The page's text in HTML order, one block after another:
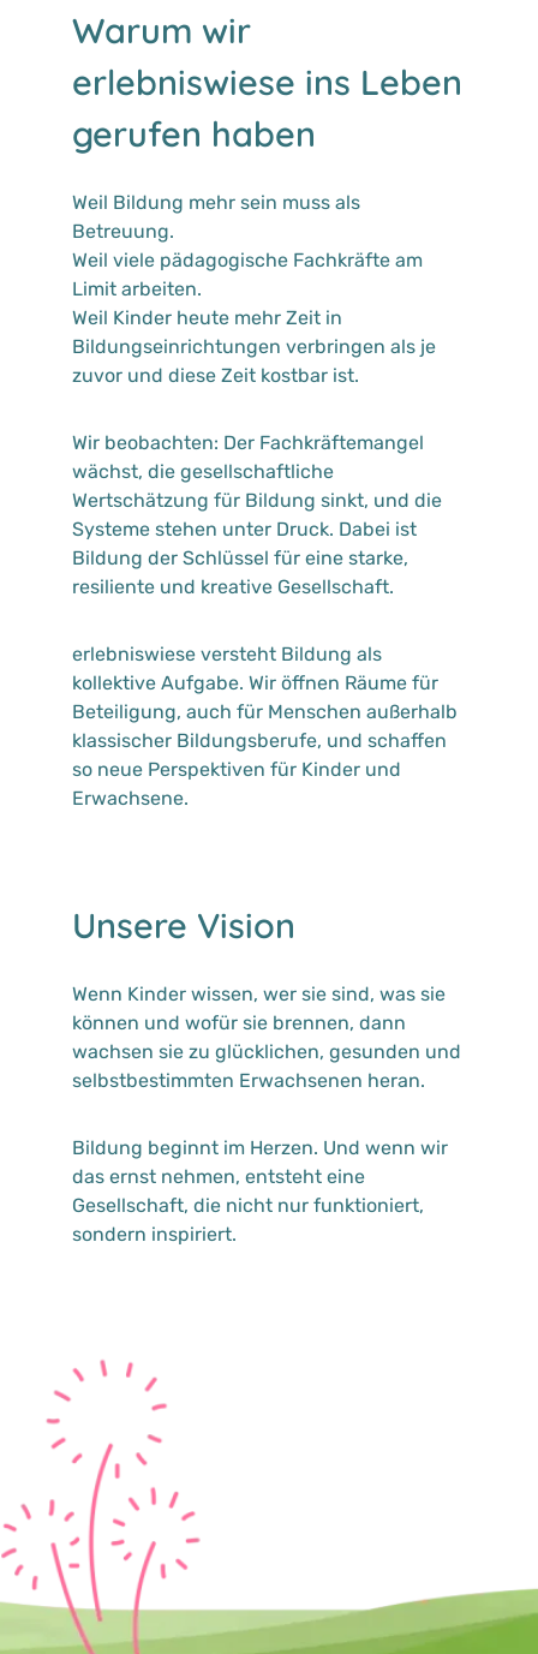
Warum wir
erlebniswiese ins Leben
gerufen haben
Weil Bildung mehr sein muss als
Betreuung.
Weil viele pädagogische Fachkräfte am
Limit arbeiten.
Weil Kinder heute mehr Zeit in
Bildungseinrichtungen verbringen als je
zuvor und diese Zeit kostbar ist.
Wir beobachten: Der Fachkräftemangel
wächst, die gesellschaftliche
Wertschätzung für Bildung sinkt, und die
Systeme stehen unter Druck. Dabei ist
Bildung der Schlüssel für eine starke,
resiliente und kreative Gesellschaft.
erlebniswiese versteht Bildung als
kollektive Aufgabe. Wir öffnen Räume für
Beteiligung, auch für Menschen außerhalb
klassischer Bildungsberufe, und schaffen
so neue Perspektiven für Kinder und
Erwachsene.
Unsere Vision
Wenn Kinder wissen, wer sie sind, was sie
können und wofür sie brennen, dann
wachsen sie zu glücklichen, gesunden und
selbstbestimmten Erwachsenen heran.
Bildung beginnt im Herzen. Und wenn wir
das ernst nehmen, entsteht eine
Gesellschaft, die nicht nur funktioniert,
sondern inspiriert.